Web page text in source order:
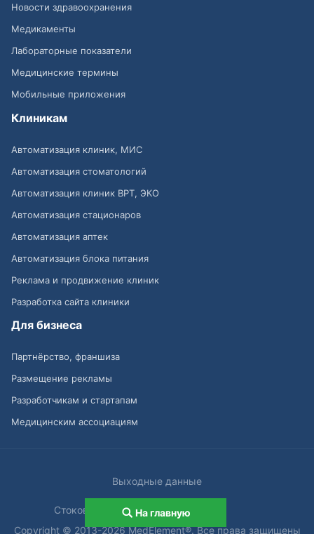
Новости здравоохранения
Медикаменты
Лабораторные показатели
Медицинские термины
Мобильные приложения
Клиникам
Автоматизация клиник, МИС
Автоматизация стоматологий
Автоматизация клиник ВРТ, ЭКО
Автоматизация стационаров
Автоматизация аптек
Автоматизация блока питания
Реклама и продвижение клиник
Разработка сайта клиники
Для бизнеса
Партнёрство, франшиза
Размещение рекламы
Разработчикам и стартапам
Медицинским ассоциациям
Выходные данные
Стоковые изображения от
Copyright © 2013-2026 MedElement®. Все права защищены
На главную